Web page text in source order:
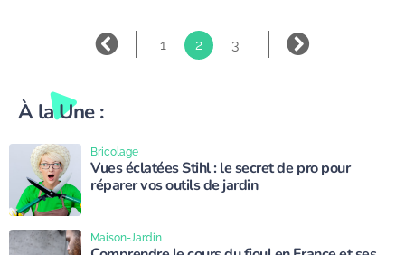
1 2 3
À la Une :
Vues éclatées Stihl : le secret de pro pour
réparer vos outils de jardin
Bricolage
Maison-Jardin